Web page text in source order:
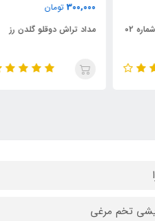
تومان
مداد تراش دوقلو گلدن رز
تخم مرغی